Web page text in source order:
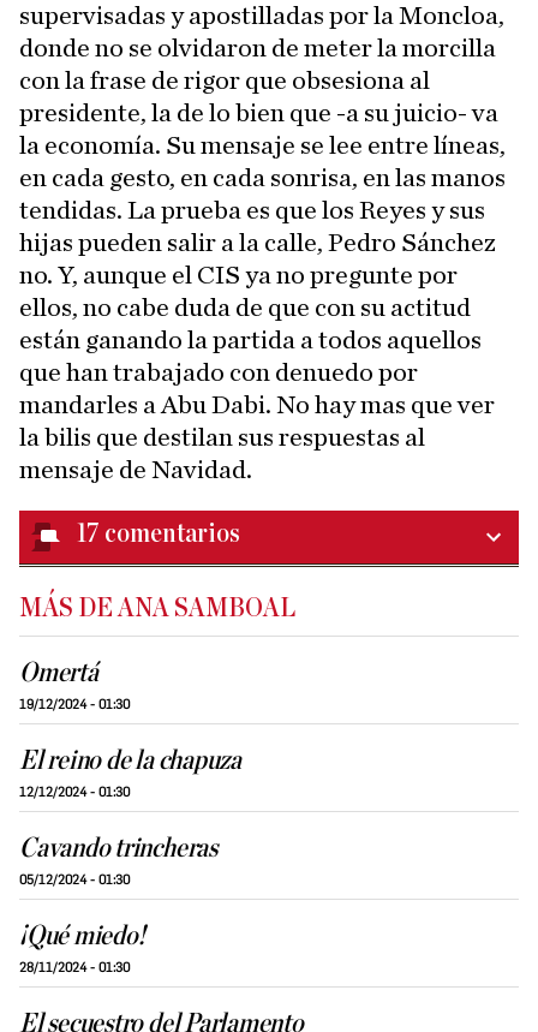
supervisadas y apostilladas por la Moncloa,
donde no se olvidaron de meter la morcilla
con la frase de rigor que obsesiona al
presidente, la de lo bien que -a su juicio- va
la economía. Su mensaje se lee entre líneas,
en cada gesto, en cada sonrisa, en las manos
tendidas. La prueba es que los Reyes y sus
hijas pueden salir a la calle, Pedro Sánchez
no. Y, aunque el CIS ya no pregunte por
ellos, no cabe duda de que con su actitud
están ganando la partida a todos aquellos
que han trabajado con denuedo por
mandarles a Abu Dabi. No hay mas que ver
la bilis que destilan sus respuestas al
mensaje de Navidad.
17 comentarios
MÁS DE ANA SAMBOAL
Omertá
19/12/2024 - 01:30
El reino de la chapuza
12/12/2024 - 01:30
Cavando trincheras
05/12/2024 - 01:30
¡Qué miedo!
28/11/2024 - 01:30
El secuestro del Parlamento